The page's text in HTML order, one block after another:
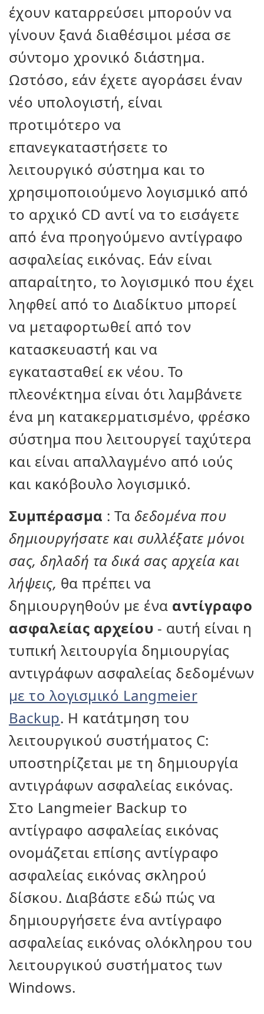
έχουν καταρρεύσει μπορούν να
γίνουν ξανά διαθέσιμοι μέσα σε
σύντομο χρονικό διάστημα.
Ωστόσο, εάν έχετε αγοράσει έναν
νέο υπολογιστή, είναι
προτιμότερο να
επανεγκαταστήσετε το
λειτουργικό σύστημα και το
χρησιμοποιούμενο λογισμικό από
το αρχικό CD αντί να το εισάγετε
από ένα προηγούμενο αντίγραφο
ασφαλείας εικόνας. Εάν είναι
απαραίτητο, το λογισμικό που έχει
ληφθεί από το Διαδίκτυο μπορεί
να μεταφορτωθεί από τον
κατασκευαστή και να
εγκατασταθεί εκ νέου. Το
πλεονέκτημα είναι ότι λαμβάνετε
ένα μη κατακερματισμένο, φρέσκο
σύστημα που λειτουργεί ταχύτερα
και είναι απαλλαγμένο από ιούς
και κακόβουλο λογισμικό.
Συμπέρασμα : Τα δεδομένα που
δημιουργήσατε και συλλέξατε μόνοι
σας, δηλαδή τα δικά σας αρχεία και
λήψεις, θα πρέπει να
δημιουργηθούν με ένα αντίγραφο
ασφαλείας αρχείου - αυτή είναι η
τυπική λειτουργία δημιουργίας
αντιγράφων ασφαλείας δεδομένων
με το λογισμικό Langmeier
Backup. Η κατάτμηση του
λειτουργικού συστήματος C:
υποστηρίζεται με τη δημιουργία
αντιγράφων ασφαλείας εικόνας.
Στο Langmeier Backup το
αντίγραφο ασφαλείας εικόνας
ονομάζεται επίσης αντίγραφο
ασφαλείας εικόνας σκληρού
δίσκου. Διαβάστε εδώ πώς να
δημιουργήσετε ένα αντίγραφο
ασφαλείας εικόνας ολόκληρου του
λειτουργικού συστήματος των
Windows.